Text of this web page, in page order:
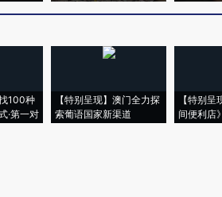
100种
·第一对
【特别呈现】澳门全力探
索葡语国家新渠道
【特别
间便利店